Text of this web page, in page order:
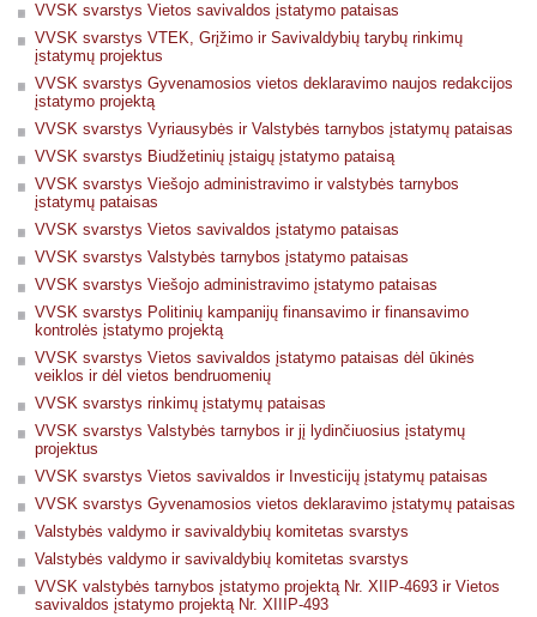
VVSK svarstys Vietos savivaldos įstatymo pataisas
VVSK svarstys VTEK, Grįžimo ir Savivaldybių tarybų rinkimų
įstatymų projektus
VVSK svarstys Gyvenamosios vietos deklaravimo naujos redakcijos
įstatymo projektą
VVSK svarstys Vyriausybės ir Valstybės tarnybos įstatymų pataisas
VVSK svarstys Biudžetinių įstaigų įstatymo pataisą
VVSK svarstys Viešojo administravimo ir valstybės tarnybos
įstatymų pataisas
VVSK svarstys Vietos savivaldos įstatymo pataisas
VVSK svarstys Valstybės tarnybos įstatymo pataisas
VVSK svarstys Viešojo administravimo įstatymo pataisas
VVSK svarstys Politinių kampanijų finansavimo ir finansavimo
kontrolės įstatymo projektą
VVSK svarstys Vietos savivaldos įstatymo pataisas dėl ūkinės
veiklos ir dėl vietos bendruomenių
VVSK svarstys rinkimų įstatymų pataisas
VVSK svarstys Valstybės tarnybos ir jį lydinčiuosius įstatymų
projektus
VVSK svarstys Vietos savivaldos ir Investicijų įstatymų pataisas
VVSK svarstys Gyvenamosios vietos deklaravimo įstatymų pataisas
Valstybės valdymo ir savivaldybių komitetas svarstys
Valstybės valdymo ir savivaldybių komitetas svarstys
VVSK valstybės tarnybos įstatymo projektą Nr. XIIP-4693 ir Vietos
savivaldos įstatymo projektą Nr. XIIIP-493